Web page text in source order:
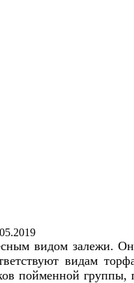
видом залежи.
видам
пойменной